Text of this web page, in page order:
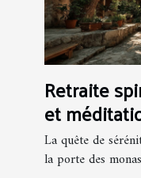
Retraite
et
La quête de
la porte des